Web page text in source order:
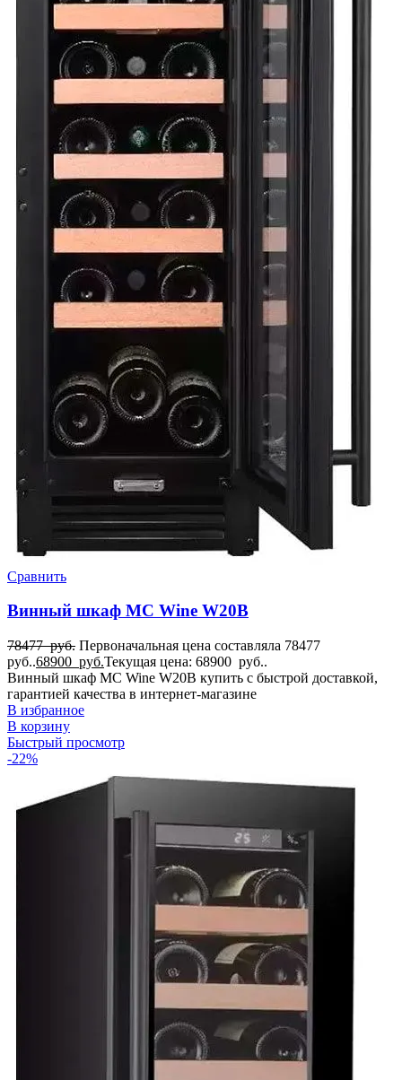
Сравнить
Винный шкаф MC Wine W20B
78477руб. Первоначальная цена составляла 78477
руб..68900 руб.Текущая цена: 68900 руб..
Винный шкаф MC Wine W20B купить с быстрой доставкой,
гарантией качества в интернет-магазине
В избранное
В корзину
Быстрый просмотр
-22%